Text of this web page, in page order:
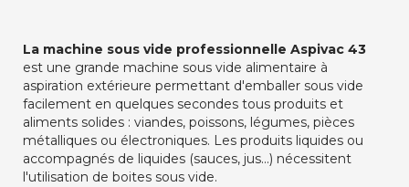
La machine sous vide professionnelle Aspivac 43
est une grande machine sous vide alimentaire à
aspiration extérieure permettant d'emballer sous vide
facilement en quelques secondes tous produits et
aliments solides : viandes, poissons, légumes, pièces
métalliques ou électroniques. Les produits liquides ou
accompagnés de liquides (sauces, jus...) nécessitent
l'utilisation de boites sous vide.